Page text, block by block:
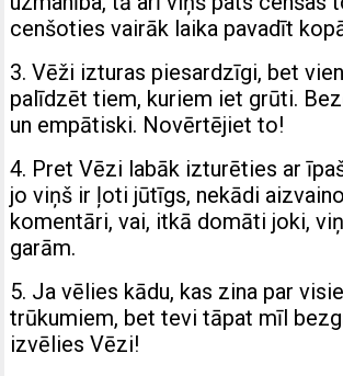
cenšoties vairāk laika pavadīt
3. Vēži izturas piesardzīgi, bet
palīdzēt tiem, kuriem iet grūti.
un empātiski. Novērtējiet to!
4. Pret Vēzi labāk izturēties ar
jo viņš ir ļoti jūtīgs, nekādi
komentāri, vai, itkā domāti joki,
garām.
5. Ja vēlies kādu, kas zina par
trūkumiem, bet tevi tāpat mīl
izvēlies Vēzi!